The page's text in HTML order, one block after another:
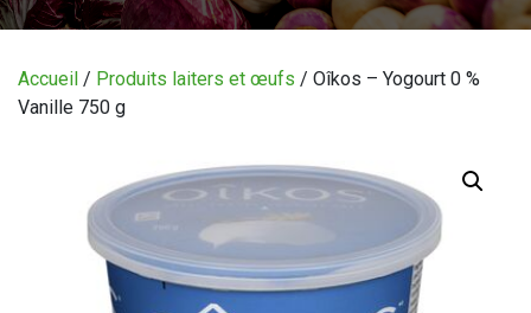
CIRCULAIRE
QUI SOMMES-NOUS?
CARRIÈRES
Accueil / Produits laiters et œufs / Oîkos – Yogourt 0 %
Vanille 750 g